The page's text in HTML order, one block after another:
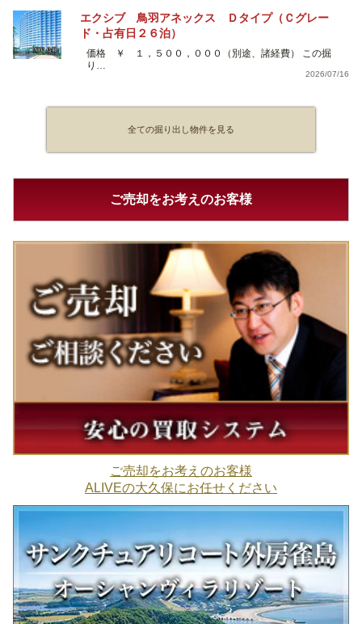
エクシブ 鳥羽アネックス Ｄタイプ（Ｃグレー
ド・占有日２６泊）
価格 ￥ １，５００，０００（別途、諸経費） この掘
り…
2026/07/16
全ての掘り出し物件を見る
ご売却をお考えのお客様
ご売却をお考えのお客様
ALIVEの大久保にお任せください